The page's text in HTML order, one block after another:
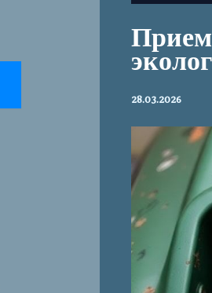
Прием
28.03.2026